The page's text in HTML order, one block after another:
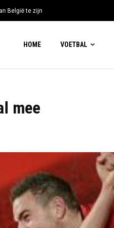
België te zijn
HOME VOETBAL
mee